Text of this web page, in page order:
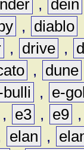
, dein
, diablo
, drive ,
, dune
bulli ,
e-
, e3 , e9
elan ,